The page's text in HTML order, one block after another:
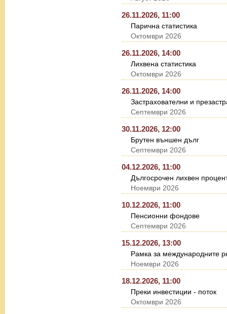
26.11.2026, 11:00
Парична статистика
Октомври 2026
26.11.2026, 14:00
Лихвена статистика
Октомври 2026
26.11.2026, 14:00
Застрахователни и
Септември 2026
30.11.2026, 12:00
Брутен външен дълг
Септември 2026
04.12.2026, 11:00
Дългосрочен лихвен
Ноември 2026
10.12.2026, 11:00
Пенсионни фондове
Септември 2026
15.12.2026, 13:00
Рамка за международните
Ноември 2026
18.12.2026, 11:00
Преки инвестиции - поток
Октомври 2026